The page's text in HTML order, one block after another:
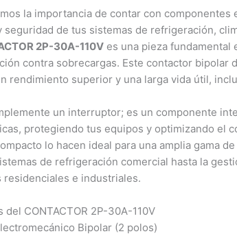
la importancia de contar con componentes
seguridad de tus sistemas de refrigeración,
2P-30A-110V es una pieza
contra sobrecargas. Este contactor bipolar
rendimiento superior y una larga vida útil,
un interruptor; es un componente
protegiendo tus equipos y optimizando el
lo hacen ideal para una amplia gama
de refrigeración comercial hasta la
e industriales.
CONTACTOR 2P-30A-110V
Bipolar (2 polos)